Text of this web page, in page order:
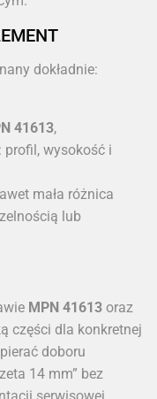
dokładnie:
41613,
profil, wysokość i
mała różnica
lub
MPN 41613 oraz
części dla konkretnej
doboru
14 mm” bez
serwisowej.